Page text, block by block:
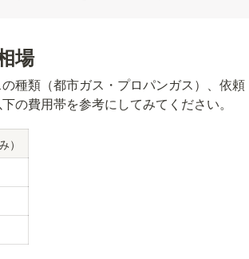
場
種類（都市ガス・プロパンガス）、依頼
の費用帯を参考にしてみてください。
）